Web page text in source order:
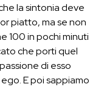
la sintonia deve
piatto, ma se non
100 in pochi minuti
che porti quel
di esso
E poi sappiamo